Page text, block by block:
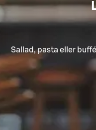
Sallad, pasta eller